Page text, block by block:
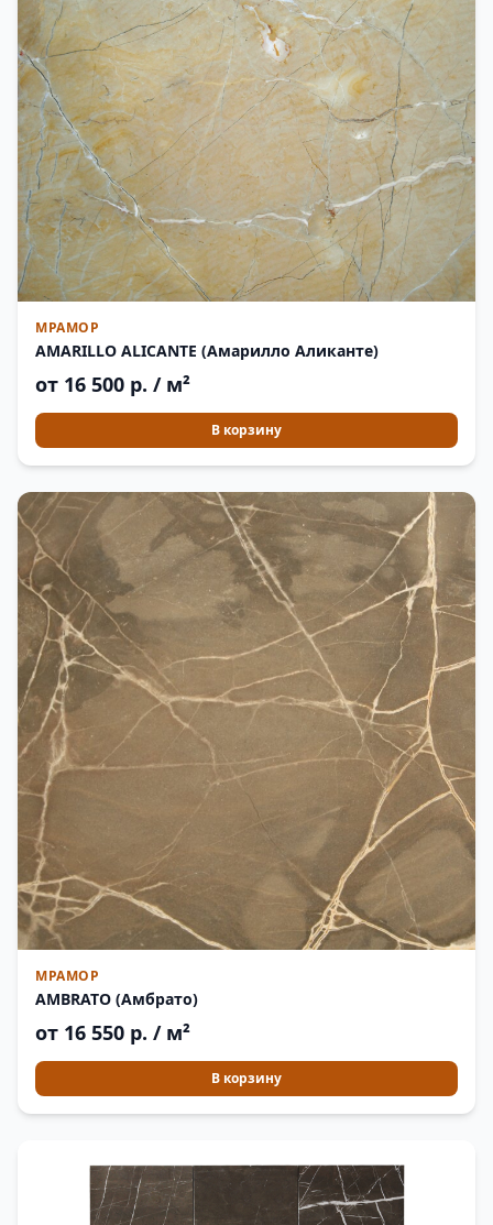
МРАМОР
AMARILLO ALICANTE (Амарилло Аликанте)
от 16 500 р. / м²
В корзину
МРАМОР
AMBRATO (Амбрато)
от 16 550 р. / м²
В корзину